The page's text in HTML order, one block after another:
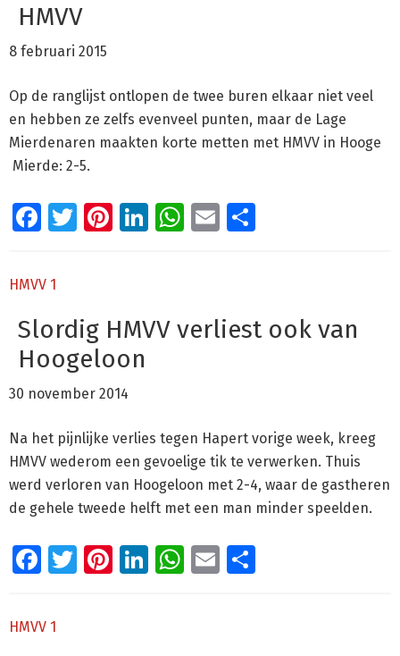
HMVV
8 februari 2015
Op de ranglijst ontlopen de twee buren elkaar niet veel
en hebben ze zelfs evenveel punten, maar de Lage
Mierdenaren maakten korte metten met HMVV in Hooge
Mierde: 2-5.
Facebook
Twitter
Pinterest
LinkedIn
WhatsApp
Email
HMVV 1
Slordig HMVV verliest ook van
Hoogeloon
30 november 2014
Na het pijnlijke verlies tegen Hapert vorige week, kreeg
HMVV wederom een gevoelige tik te verwerken. Thuis
werd verloren van Hoogeloon met 2-4, waar de gastheren
de gehele tweede helft met een man minder speelden.
Facebook
Twitter
Pinterest
LinkedIn
WhatsApp
Email
HMVV 1